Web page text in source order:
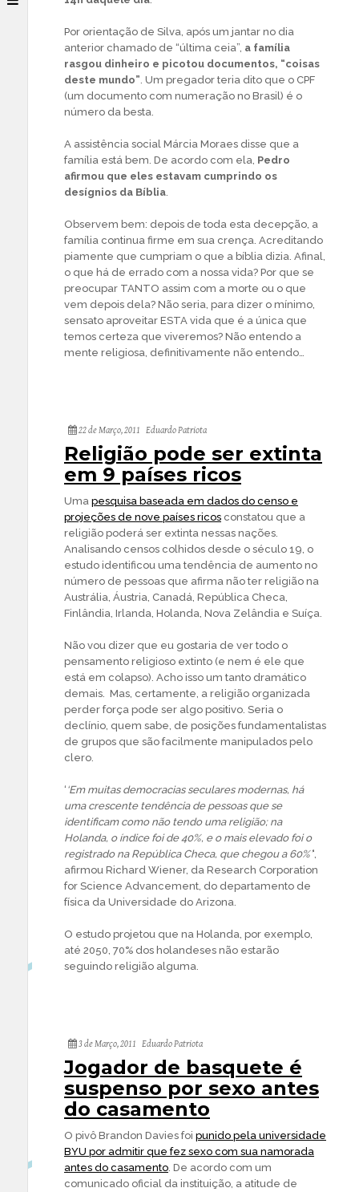
Por orientação de Silva, após um jantar no dia
anterior chamado de “última ceia”, a família
rasgou dinheiro e picotou documentos, “coisas
deste mundo”. Um pregador teria dito que o CPF
(um documento com numeração no Brasil) é o
número da besta.
A assistência social Márcia Moraes disse que a
família está bem. De acordo com ela, Pedro
afirmou que eles estavam cumprindo os
desígnios da Bíblia.
Observem bem: depois de toda esta decepção, a
família continua firme em sua crença. Acreditando
piamente que cumpriam o que a bíblia dizia. Afinal,
o que há de errado com a nossa vida? Por que se
preocupar TANTO assim com a morte ou o que
vem depois dela? Não seria, para dizer o mínimo,
sensato aproveitar ESTA vida que é a única que
temos certeza que viveremos? Não entendo a
mente religiosa, definitivamente não entendo…
22 de Março, 2011 Eduardo Patriota
Religião pode ser extinta
em 9 países ricos
Uma pesquisa baseada em dados do censo e
projeções de nove países ricos constatou que a
religião poderá ser extinta nessas nações.
Analisando censos colhidos desde o século 19, o
estudo identificou uma tendência de aumento no
número de pessoas que afirma não ter religião na
Austrália, Áustria, Canadá, República Checa,
Finlândia, Irlanda, Holanda, Nova Zelândia e Suíça.
Não vou dizer que eu gostaria de ver todo o
pensamento religioso extinto (e nem é ele que
está em colapso). Acho isso um tanto dramático
demais. Mas, certamente, a religião organizada
perder força pode ser algo positivo. Seria o
declínio, quem sabe, de posições fundamentalistas
de grupos que são facilmente manipulados pelo
clero.
‘ ‘Em muitas democracias seculares modernas, há
uma crescente tendência de pessoas que se
identificam como não tendo uma religião; na
Holanda, o índice foi de 40%, e o mais elevado foi o
registrado na República Checa, que chegou a 60%’‘,
afirmou Richard Wiener, da Research Corporation
for Science Advancement, do departamento de
física da Universidade do Arizona.
O estudo projetou que na Holanda, por exemplo,
até 2050, 70% dos holandeses não estarão
seguindo religião alguma.
3 de Março, 2011 Eduardo Patriota
Jogador de basquete é
suspenso por sexo antes
do casamento
O pivô Brandon Davies foi punido pela universidade
BYU por admitir que fez sexo com sua namorada
antes do casamento. De acordo com um
comunicado oficial da instituição, a atitude de